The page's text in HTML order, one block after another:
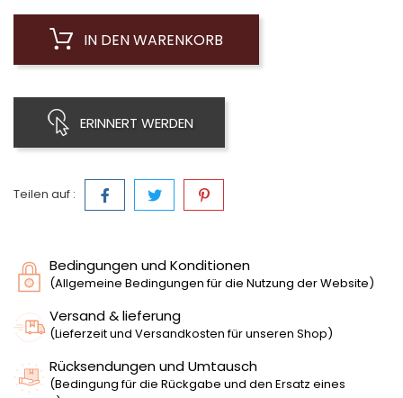
IN DEN WARENKORB
ERINNERT WERDEN
Teilen auf :
Bedingungen und Konditionen
(Allgemeine Bedingungen für die Nutzung der Website)
Versand & lieferung
(Lieferzeit und Versandkosten für unseren Shop)
Rücksendungen und Umtausch
(Bedingung für die Rückgabe und den Ersatz eines